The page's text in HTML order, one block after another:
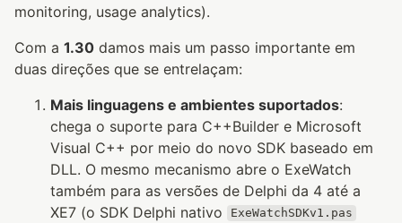
monitoring, usage analytics).
Com a 1.30 damos mais um passo importante em
duas direções que se entrelaçam:
Mais linguagens e ambientes suportados:
chega o suporte para C++Builder e Microsoft
Visual C++ por meio do novo SDK baseado em
DLL. O mesmo mecanismo abre o ExeWatch
também para as versões de Delphi da 4 até a
XE7 (o SDK Delphi nativo
ExeWatchSDKv1.pas